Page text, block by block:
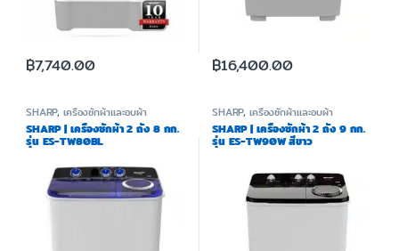
฿7,740.00 ฿16,400.00
SHARP,เครื่องซักผ้าและอบผ้า
SHARP | เครื่องซักผ้า 2 ถัง 8 กก.
รุ่น ES-TW80BL
SHARP,เครื่องซักผ้าและอบผ้า
SHARP | เครื่องซักผ้า 2 ถัง 9 กก.
รุ่น ES-TW90W สีขาว